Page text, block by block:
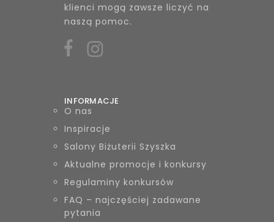
klienci mogą zawsze liczyć na
naszą pomoc.
INFORMACJE
O nas
Inspiracje
Salony Biżuterii Szyszka
Aktualne promocje i konkursy
Regulaminy konkursów
FAQ – najczęściej zadawane
pytania